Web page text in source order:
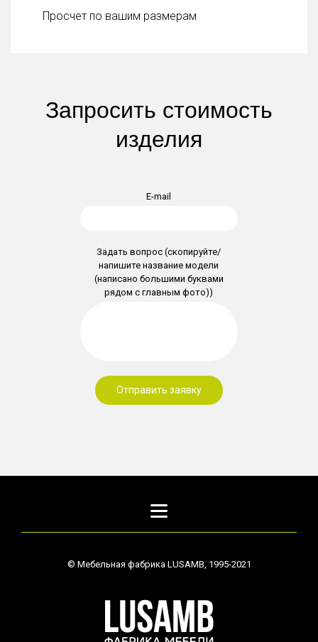
Просчет по вашим размерам
Запросить стоимость
изделия
E-mail
Задать вопрос (скопируйте/
напишите название модели
(написано большими буквами
рядом с главным фото))
Отправить заявку
© Мебельная фабрика LUSAMB, 1995-2021